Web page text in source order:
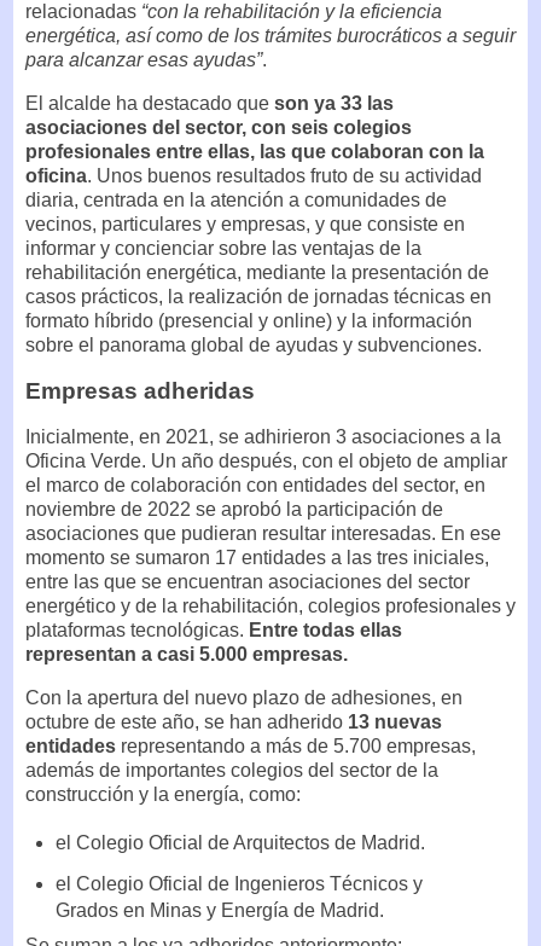
relacionadas “con la rehabilitación y la eficiencia
energética, así como de los trámites burocráticos a seguir
para alcanzar esas ayudas”.
El alcalde ha destacado que son ya 33 las
asociaciones del sector, con seis colegios
profesionales entre ellas, las que colaboran con la
oficina. Unos buenos resultados fruto de su actividad
diaria, centrada en la atención a comunidades de
vecinos, particulares y empresas, y que consiste en
informar y concienciar sobre las ventajas de la
rehabilitación energética, mediante la presentación de
casos prácticos, la realización de jornadas técnicas en
formato híbrido (presencial y online) y la información
sobre el panorama global de ayudas y subvenciones.
Empresas adheridas
Inicialmente, en 2021, se adhirieron 3 asociaciones a la
Oficina Verde. Un año después, con el objeto de ampliar
el marco de colaboración con entidades del sector, en
noviembre de 2022 se aprobó la participación de
asociaciones que pudieran resultar interesadas. En ese
momento se sumaron 17 entidades a las tres iniciales,
entre las que se encuentran asociaciones del sector
energético y de la rehabilitación, colegios profesionales y
plataformas tecnológicas. Entre todas ellas
representan a casi 5.000 empresas.
Con la apertura del nuevo plazo de adhesiones, en
octubre de este año, se han adherido 13 nuevas
entidades representando a más de 5.700 empresas,
además de importantes colegios del sector de la
construcción y la energía, como:
el Colegio Oficial de Arquitectos de Madrid.
el Colegio Oficial de Ingenieros Técnicos y
Grados en Minas y Energía de Madrid.